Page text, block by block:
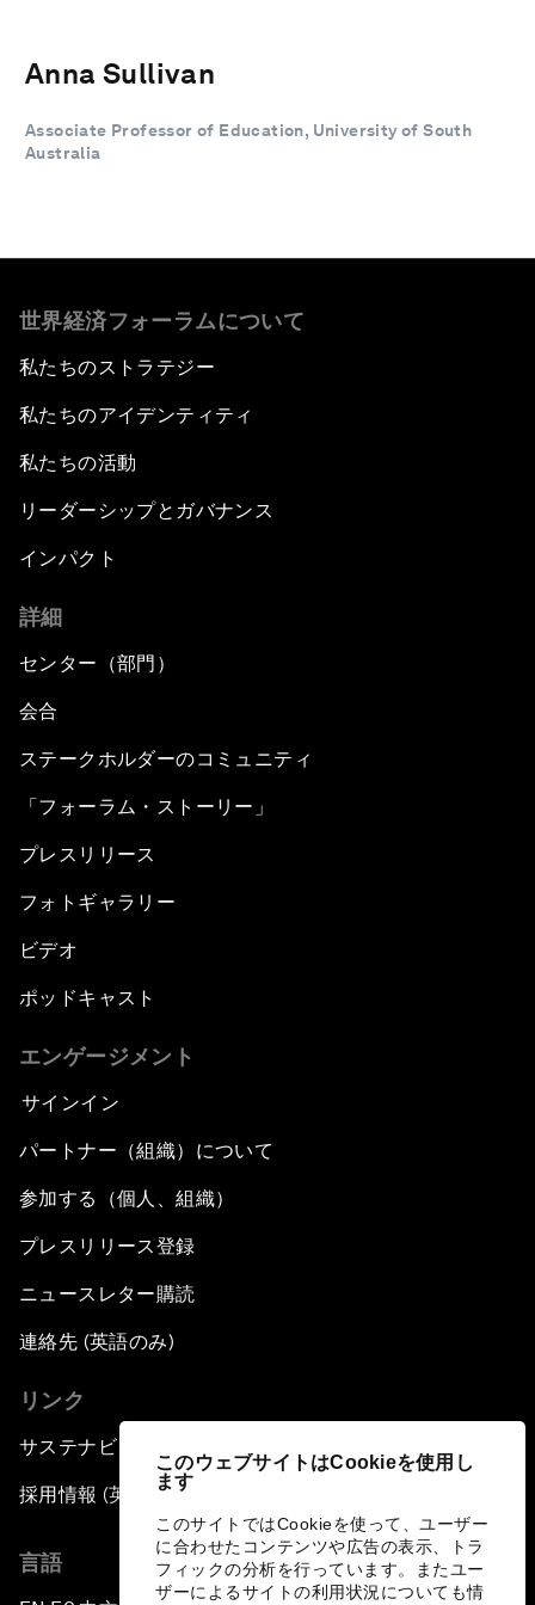
このウェブサイトはCookieを使用し
ます
このサイトではCookieを使って、ユーザー
に合わせたコンテンツや広告の表示、トラ
フィックの分析を行っています。またユー
ザーによるサイトの利用状況についても情
Anna Sullivan
Associate Professor of Education, University of South
Australia
世界経済フォーラムについて
私たちのストラテジー
私たちのアイデンティティ
私たちの活動
リーダーシップとガバナンス
インパクト
詳細
センター（部門）
会合
ステークホルダーのコミュニティ
「フォーラム・ストーリー」
プレスリリース
フォトギャラリー
ビデオ
ポッドキャスト
エンゲージメント
サインイン
パートナー（組織）について
参加する（個人、組織）
プレスリリース登録
ニュースレター購読
連絡先 (英語のみ)
リンク
サステナビリティへの取り組み
採用情報 (英語のみ)
言語